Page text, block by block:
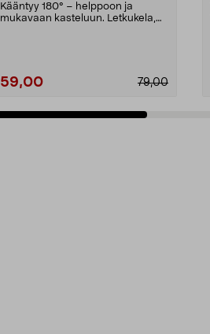
Kääntyy 180° – helppoon ja
mukavaan kasteluun. Letkukela,
59,00 79,00